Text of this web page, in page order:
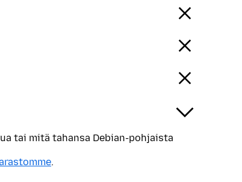
tai mitä tahansa Debian-pohjaista
.